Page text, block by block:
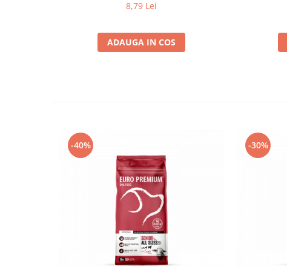
8,79 Lei
ADAUGA IN COS
-40% -30%